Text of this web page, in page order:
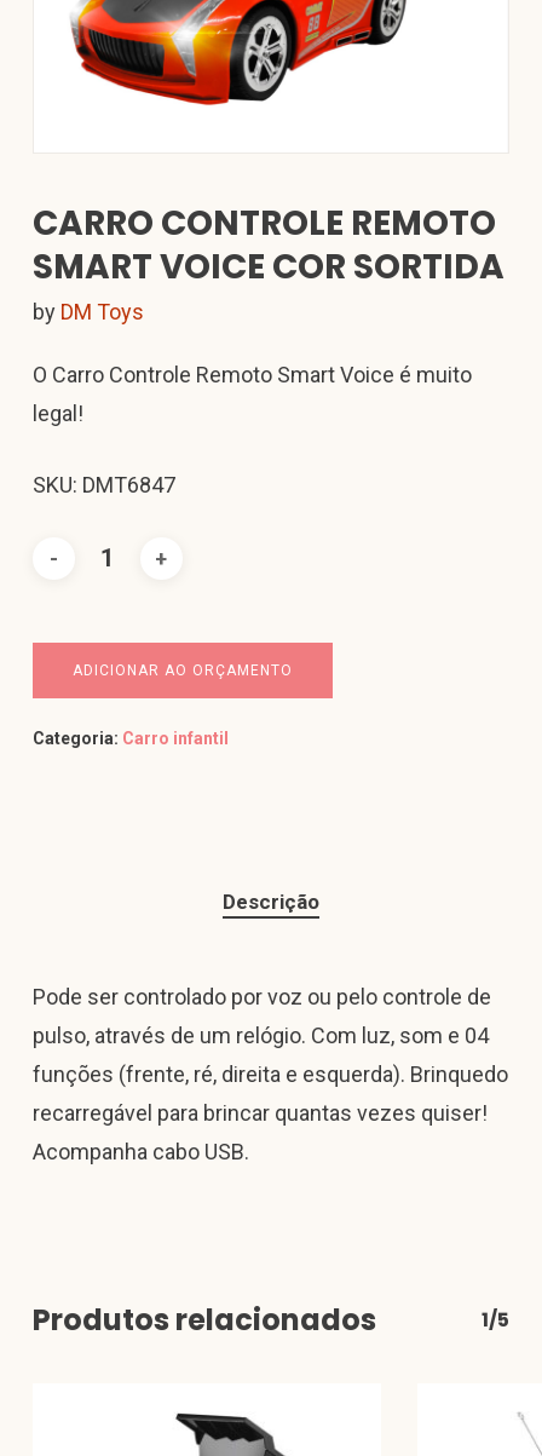
CARRO CONTROLE REMOTO
SMART VOICE COR SORTIDA
by DM Toys
O Carro Controle Remoto Smart Voice é muito
legal!
SKU: DMT6847
ADICIONAR AO ORÇAMENTO
Categoria: Carro infantil
Descrição
Pode ser controlado por voz ou pelo controle de
pulso, através de um relógio. Com luz, som e 04
funções (frente, ré, direita e esquerda). Brinquedo
recarregável para brincar quantas vezes quiser!
Acompanha cabo USB.
Produtos relacionados 1/5